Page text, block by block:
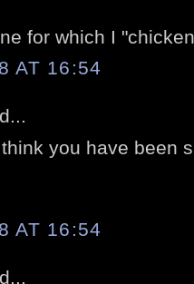
for which I
AT 16:54
you have been
AT 16:54